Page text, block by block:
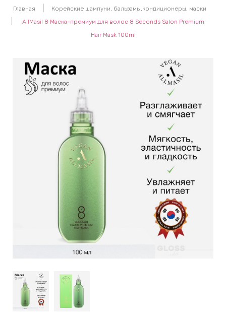
keyboard_arrow_right
КРЕМЫ keyboard_arrow_right
Главная
Корейские шампуни, бальзамы,кондиционеры, маски
AllMasil 8 Маска-премиум для волос 8 Seconds Salon Premium
Hair Mask 100ml